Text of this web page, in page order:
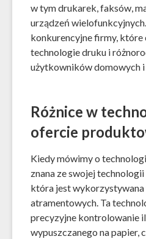
w tym drukarek, faksów,
urządzeń
konkurencyjne firmy, które
technologie druku i
użytkowników domowych
Różnice w
ofercie
Kiedy mówimy o
znana ze swojej
która jest
atramentowych. Ta
precyzyjne kontrolowanie
wypuszczanego na papier,